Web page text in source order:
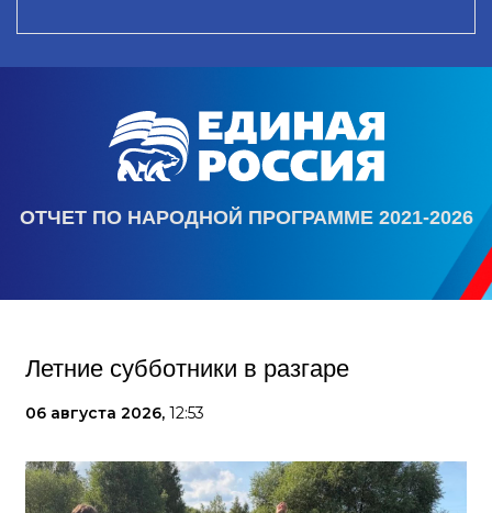
ОТЧЕТ ПО НАРОДНОЙ ПРОГРАММЕ 2021-2026
Летние субботники в разгаре
06 августа 2026, 12:53